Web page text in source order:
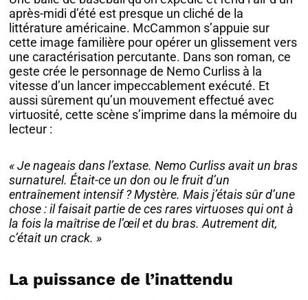
après-midi d’été est presque un cliché de la
littérature américaine. McCammon s’appuie sur
cette image familière pour opérer un glissement vers
une caractérisation percutante. Dans son roman, ce
geste crée le personnage de Nemo Curliss à la
vitesse d’un lancer impeccablement exécuté. Et
aussi sûrement qu’un mouvement effectué avec
virtuosité, cette scène s’imprime dans la mémoire du
lecteur :
« Je nageais dans l’extase. Nemo Curliss avait un bras
surnaturel. Était-ce un don ou le fruit d’un
entraînement intensif ? Mystère. Mais j’étais sûr d’une
chose : il faisait partie de ces rares virtuoses qui ont à
la fois la maîtrise de l’œil et du bras. Autrement dit,
c’était un crack. »
La puissance de l’inattendu